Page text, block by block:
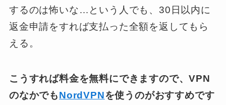
するのは怖いな…という人でも、30日以内に
返金申請をすれば支払った全額を返してもら
える。
こうすれば料金を無料にできますので、VPN
のなかでもNordVPNを使うのがおすすめです